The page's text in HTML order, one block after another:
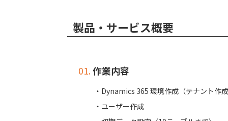
製品・サービス概要
01.作業内容
・Dynamics 365 環境作成（テナント作成
・ユーザー作成